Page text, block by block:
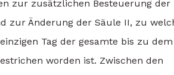
zur zusätzlichen Besteuerung der
zur Änderung der Säule II, zu
Tag der gesamte bis zu dem
worden ist. Zwischen den